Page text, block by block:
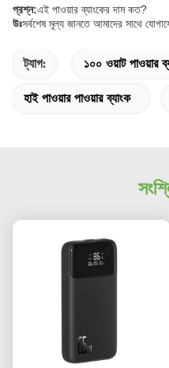
প্রশ্ন:এই পাওয়ার ব্যাংকের দাম কত?
উঃসর্বশেষ মূল্য জানতে আমাদের সাথে
ট্যাগ: ১০০ ওয়াট পাওয়ার
হাই পাওয়ার পাওয়ার ব্যাংক